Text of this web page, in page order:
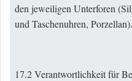
den jeweiligen Unterforen
und Taschenuhren, Porzellan).
17.2 Verantwortlichkeit für